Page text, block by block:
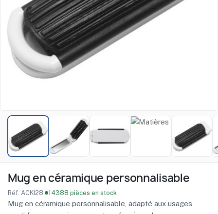
Mug en céramique personnalisable
Réf. ACKI28· 14388 pièces en stock
Mug en céramique personnalisable, adapté aux usages